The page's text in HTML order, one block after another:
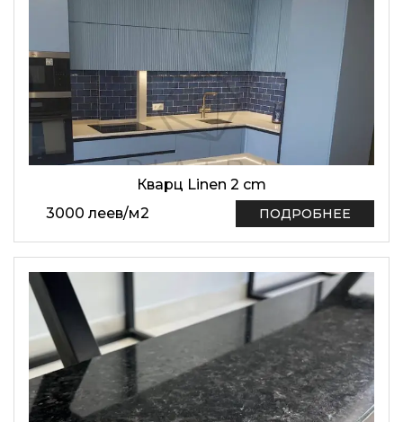
Кварц Linen 2 cm
3000 леев/м2 ПОДРОБНЕЕ